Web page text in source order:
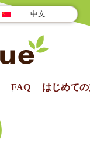
中文
FAQ はじめて